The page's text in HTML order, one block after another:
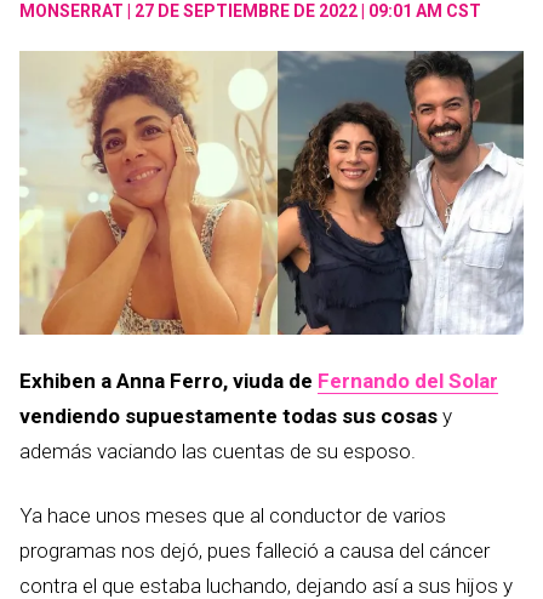
MONSERRAT 27 DE SEPTIEMBRE DE 2022 | 09:01 AM CST
Exhiben a Anna Ferro, viuda de Fernando del Solar
vendiendo supuestamente todas sus cosas y
además vaciando las cuentas de su esposo.
Ya hace unos meses que al conductor de varios
programas nos dejó, pues falleció a causa del cáncer
contra el que estaba luchando, dejando así a sus hijos y